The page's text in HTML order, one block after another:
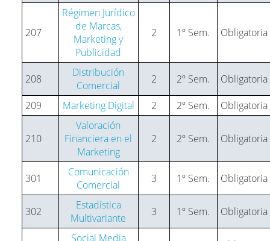
207
Régimen Jurídico
de Marcas,
Marketing y
Publicidad
2 1º Sem. Obligatoria
208
Distribución
Comercial
2 2º Sem.
Obligatoria
209
Marketing Digital 2 2º Sem. Obligatoria
210
Valoración
Financiera en el
Marketing
2 2º Sem. Obligatoria
301
Comunicación
Comercial
3 1º Sem. Obligatoria
302
Estadística
Multivariante
3 1º Sem. Obligatoria
Social Media